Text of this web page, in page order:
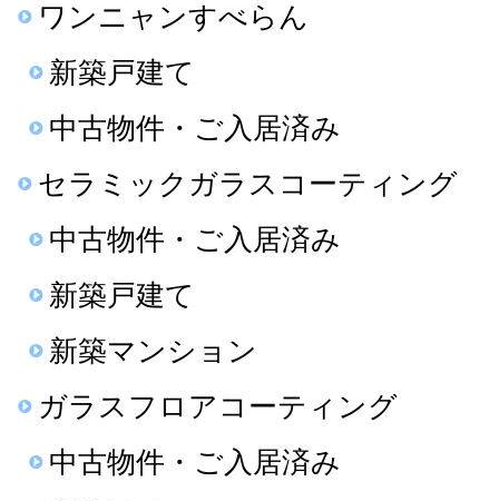
ワンニャンすべらん
新築戸建て
中古物件・ご入居済み
セラミックガラスコーティング
中古物件・ご入居済み
新築戸建て
新築マンション
ガラスフロアコーティング
中古物件・ご入居済み